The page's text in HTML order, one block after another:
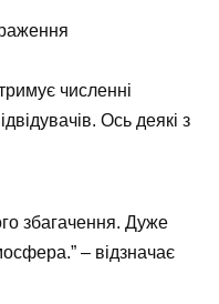
численні
Ось деякі з
збагачення. Дуже
– відзначає